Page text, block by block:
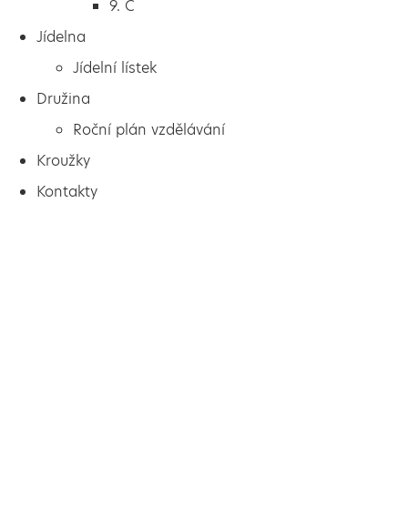
9. C
Jídelna
Jídelní lístek
Družina
Roční plán vzdělávání
Kroužky
Kontakty